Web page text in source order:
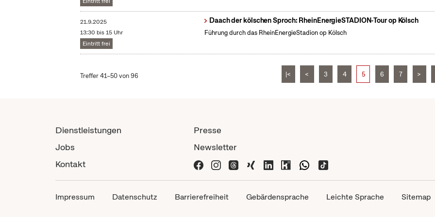
21.9.2025
13:30 bis 15 Uhr
Eintritt frei
Daach der kölschen Sproch: RheinEnergieSTADION-Tour op Kölsch
Führung durch das RheinEnergieStadion op Kölsch
Treffer 41–50 von 96 |< < 3 4 5 6 7 >
Dienstleistungen
Jobs
Kontakt
Presse
Newsletter
Impressum Datenschutz Barrierefreiheit Gebärdensprache Leichte Sprache Sitemap